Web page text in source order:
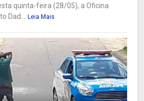
quinta-feira (28/05), a Oficina
Dad... Leia Mais